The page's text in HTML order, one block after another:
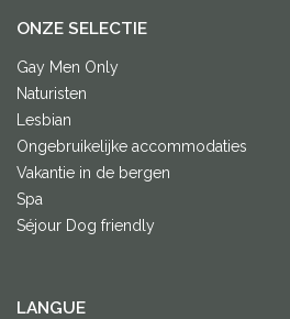
ONZE SELECTIE
Gay Men Only
Naturisten
Lesbian
Ongebruikelijke accommodaties
Vakantie in de bergen
Spa
Séjour Dog friendly
LANGUE